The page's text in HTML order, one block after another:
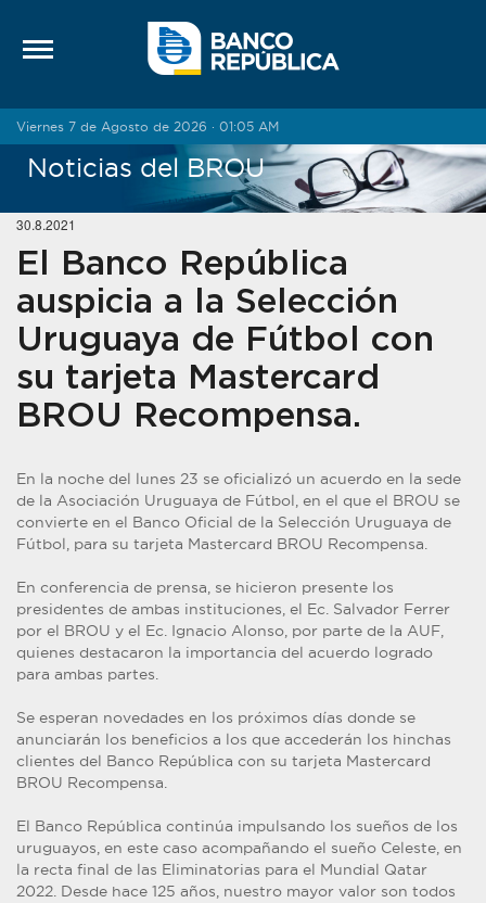
Viernes 7 de Agosto de 2026 · 01:05 AM
Noticias del BROU
30.8.2021
El Banco República
auspicia a la Selección
Uruguaya de Fútbol con
su tarjeta Mastercard
BROU Recompensa.
En la noche del lunes 23 se oficializó un acuerdo en la sede
de la Asociación Uruguaya de Fútbol, en el que el BROU se
convierte en el Banco Oficial de la Selección Uruguaya de
Fútbol, para su tarjeta Mastercard BROU Recompensa.
En conferencia de prensa, se hicieron presente los
presidentes de ambas instituciones, el Ec. Salvador Ferrer
por el BROU y el Ec. Ignacio Alonso, por parte de la AUF,
quienes destacaron la importancia del acuerdo logrado
para ambas partes.
Se esperan novedades en los próximos días donde se
anunciarán los beneficios a los que accederán los hinchas
clientes del Banco República con su tarjeta Mastercard
BROU Recompensa.
El Banco República continúa impulsando los sueños de los
uruguayos, en este caso acompañando el sueño Celeste, en
la recta final de las Eliminatorias para el Mundial Qatar
2022. Desde hace 125 años, nuestro mayor valor son todos